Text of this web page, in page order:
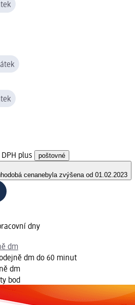
plus poštovné
cenanebyla zvýšena od 01.02.2023
dny
dm
dm do 60 minut
dm
bod